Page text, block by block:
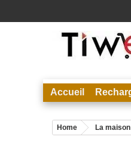
Accueil
Home La maison